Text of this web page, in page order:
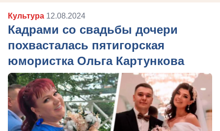
Культура 12.08.2024
Кадрами со свадьбы дочери
похвасталась пятигорская
юмористка Ольга Картункова